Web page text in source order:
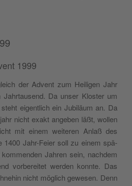
1999
der Advent zum Hei­li­gen Jahr
Da unser Klo­ster um
eigen­tlich ein Jubi­läum an. Da
nicht exakt ange­ben läßt, wol­len
mit einem wei­te­ren Anlaß des
1400 Jahr-Feier soll zu einem spä­
Jah­ren sein, nach­dem
vor­be­rei­tet wer­den konn­te. Das
nicht möglich gewe­sen. Denn